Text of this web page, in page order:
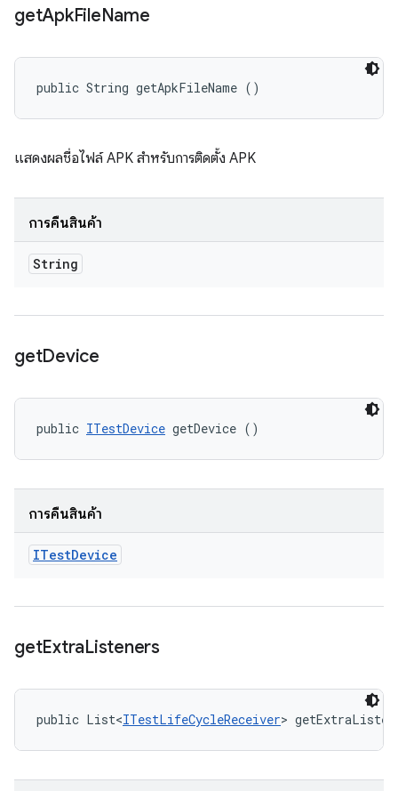
getApkFileName
public String getApkFileName ()
แสดงผลชื่อไฟล์ APK สำหรับการติดตั้ง APK
การคืนสินค้า
String
getDevice
public ITestDevice getDevice ()
การคืนสินค้า
ITestDevice
getExtraListeners
public List<ITestLifeCycleReceiver>